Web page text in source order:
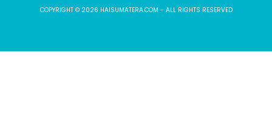
COPYRIGHT © 2026 HAISUMATERA.COM - ALL RIGHTS RESERVED